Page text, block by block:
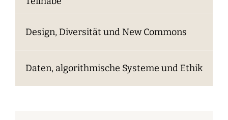
Design, Diversität und New Commons
Daten, algorithmische Systeme und Ethik